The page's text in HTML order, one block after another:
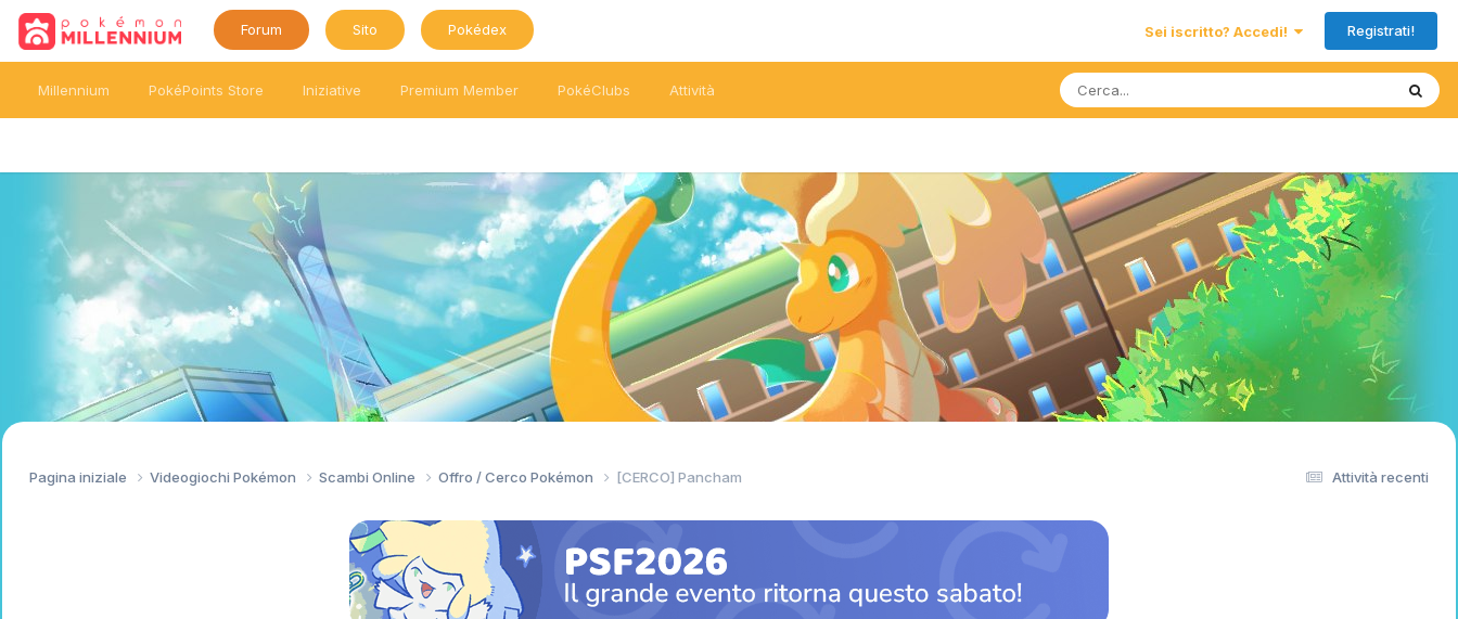
Forum Sito Pokédex Sei iscritto? Accedi! Registrati!
Millennium PokéPoints Store Iniziative Premium Member PokéClubs Attività
Attività recenti
Pagina iniziale Videogiochi Pokémon Scambi Online Offro / Cerco Pokémon [CERCO] Pancham